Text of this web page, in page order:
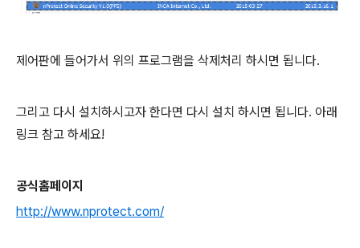
제어판에 들어가서 위의 프로그램을 삭제처리 하시면 됩니다.
그리고 다시 설치하시고자 한다면 다시 설치 하시면 됩니다. 아래
링크 참고 하세요!
공식홈페이지
http://www.nprotect.com/